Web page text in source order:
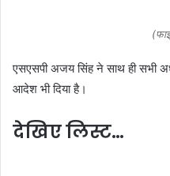
l
एसएसपी अजय सिंह ने साथ ही सभी
आदेश भी दिया है।
देखिए लिस्ट…